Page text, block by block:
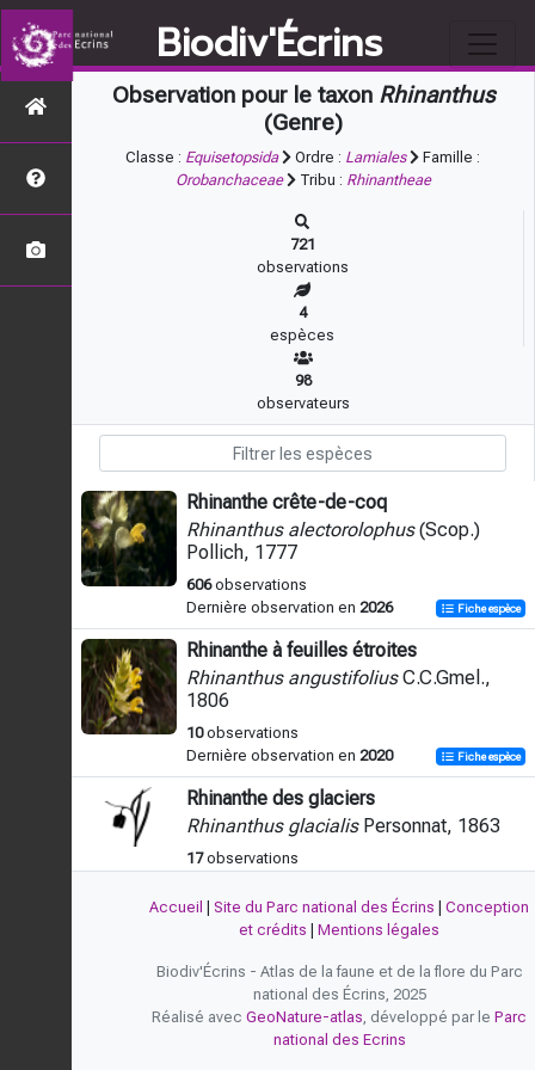
Biodiv'Écrins
Observation pour le taxon Rhinanthus
(Genre)
Classe : Equisetopsida Ordre : Lamiales
Famille :
Orobanchaceae
Tribu : Rhinantheae
721
observations
4
espèces
98
observateurs
Rhinanthe crête-de-coq
Rhinanthus alectorolophus(Scop.)
Pollich, 1777
606observations
Dernière observation en 2026 Fiche espèce
Rhinanthe à feuilles étroites
Rhinanthus angustifoliusC.C.Gmel.,
1806
10observations
Dernière observation en 2020 Fiche espèce
Rhinanthe des glaciers
Rhinanthus glacialisPersonnat, 1863
17observations
Rhinanthe mineur
Dernière observation en
2026
Accueil Site du Parc national des Écrins
Conception
et crédits
Mentions légales
Biodiv'Écrins - Atlas de la faune et de la flore du Parc
national des Écrins, 2025
Réalisé avec GeoNature-atlas, développé par le Parc
national des Ecrins